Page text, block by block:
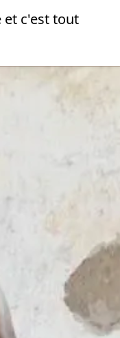
et c'est tout